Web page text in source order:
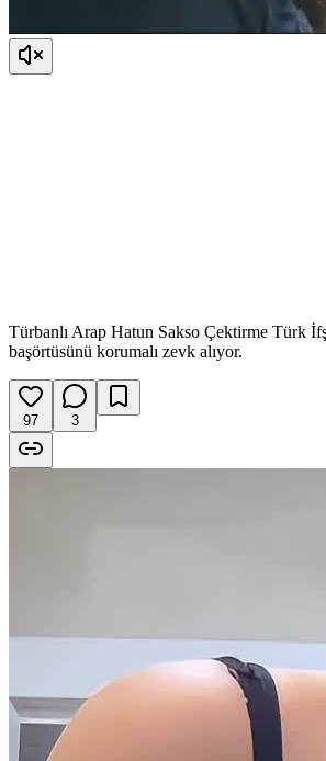
Türbanlı Arap Hatun Sakso Çektirme Türk
başörtüsünü korumalı zevk alıyor.
97 3